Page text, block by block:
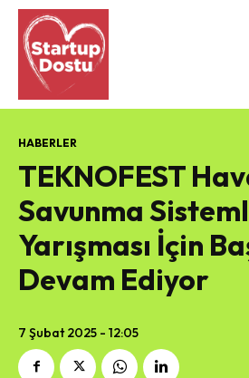
7 Şubat 2025 - 12:05
HABERLER
TEKNOFEST
Savunma
Yarışması İçin
Devam Ediyor